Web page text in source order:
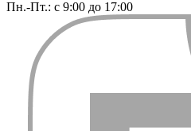
Пн.-Пт.: с 9:00 до 17:00